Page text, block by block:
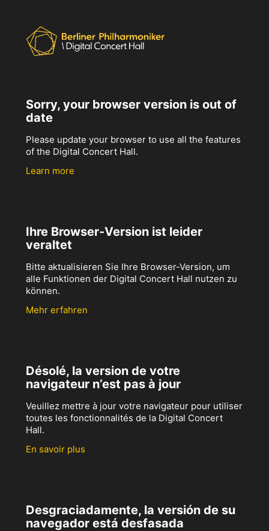
Sorry, your browser version is out of
date
Please update your browser to use all the features
of the Digital Concert Hall.
Learn more
Ihre Browser-Version ist leider
veraltet
Bitte aktualisieren Sie Ihre Browser-Version, um
alle Funktionen der Digital Concert Hall nutzen zu
können.
Mehr erfahren
Désolé, la version de votre
navigateur n’est pas à jour
Veuillez mettre à jour votre navigateur pour utiliser
toutes les fonctionnalités de la Digital Concert
Hall.
En savoir plus
Desgraciadamente, la versión de su
navegador está desfasada